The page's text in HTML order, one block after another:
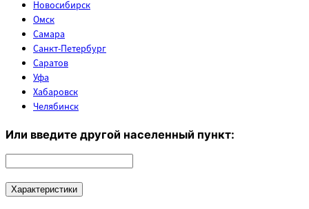
Новосибирск
Омск
Самара
Санкт-Петербург
Саратов
Уфа
Хабаровск
Челябинск
Или введите другой населенный пункт:
Характеристики